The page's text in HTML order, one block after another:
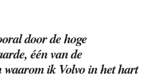
door de hoge
één van de
waarom ik Volvo in het hart